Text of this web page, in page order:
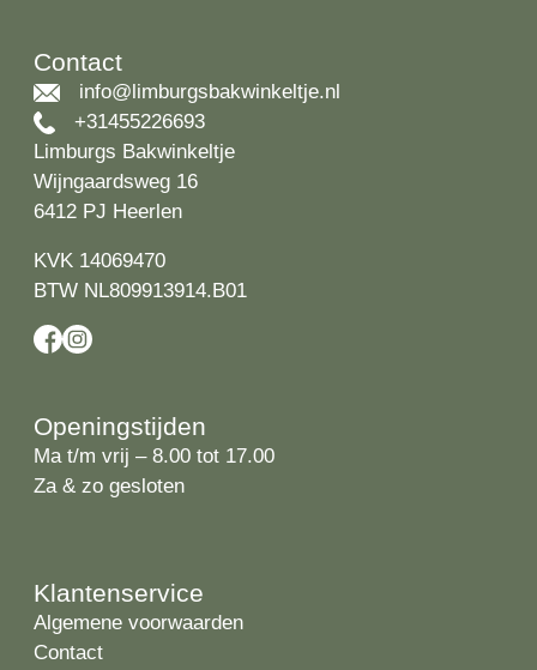
Contact
info@limburgsbakwinkeltje.nl
+31455226693
Limburgs Bakwinkeltje
Wijngaardsweg 16
6412 PJ Heerlen
KVK 14069470
BTW NL809913914.B01
Openingstijden
Ma t/m vrij – 8.00 tot 17.00
Za & zo gesloten
Klantenservice
Algemene voorwaarden
Contact